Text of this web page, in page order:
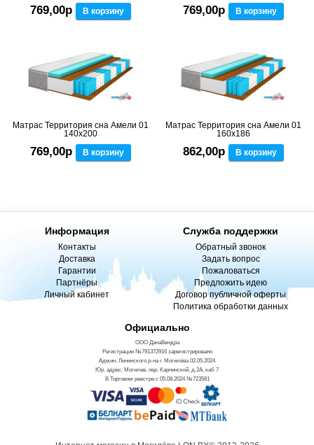
769,00р В корзину 769,00р В корзину
Матрас Территория сна Амели 01
140x200
769,00р В корзину
Матрас Территория сна Амели 01
160x186
862,00р В корзину
Информация
Контакты
Доставка
Гарантии
Партнёры
Личный кабинет
Служба поддержки
Обратный звонок
Задать вопрос
Пожаловаться
Предложить идею
Договор публичной оферты
Политика обработки данных
Официально
ООО ДанаВендра
Регистрации №791372916 зарегистрировано
Админ. Ленинского р-на г. Могилёва 02.05.2024
Юр. адрес: Могилев, пер. Карпинской, д.2А, каб 7
В Торговом реестре с 05.08.2024 №723581